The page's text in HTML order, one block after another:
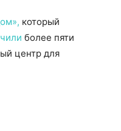
который
более пяти
центр для